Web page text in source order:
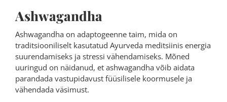
Ashwagandha
Ashwagandha on adaptogeenne taim, mida on
traditsiooniliselt kasutatud Ayurveda meditsiinis energia
suurendamiseks ja stressi vähendamiseks. Mõned
uuringud on näidanud, et ashwagandha võib aidata
parandada vastupidavust füüsilisele koormusele ja
vähendada väsimust.